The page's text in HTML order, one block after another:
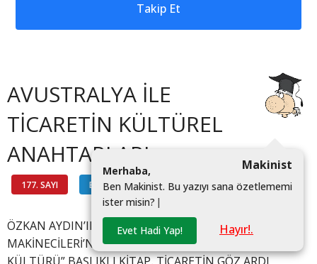
Takip Et
AVUSTRALYA İLE
TİCARETİN KÜLTÜREL
ANAHTARLARI
177. SAYI BİLGİ HATTI #
Makinist
Merhaba,
Ben Makinist. Bu yazıyı sana özetlememi
ister misin? |
Evet Hadi Yap! Hayır!.
ÖZKAN AYDIN’IN HAZIRLADIĞI VE TÜRKİYE’NİN
MAKİNECİLERİ’NİN YAYIMLADIĞI “ULUSLARARASI İŞ